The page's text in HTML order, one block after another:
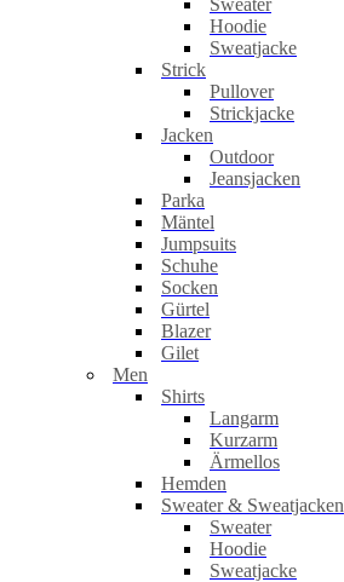
Sweater
Hoodie
Sweatjacke
Strick
Pullover
Strickjacke
Jacken
Outdoor
Jeansjacken
Parka
Mäntel
Jumpsuits
Schuhe
Socken
Gürtel
Blazer
Gilet
Men
Shirts
Langarm
Kurzarm
Ärmellos
Hemden
Sweater & Sweatjacken
Sweater
Hoodie
Sweatjacke